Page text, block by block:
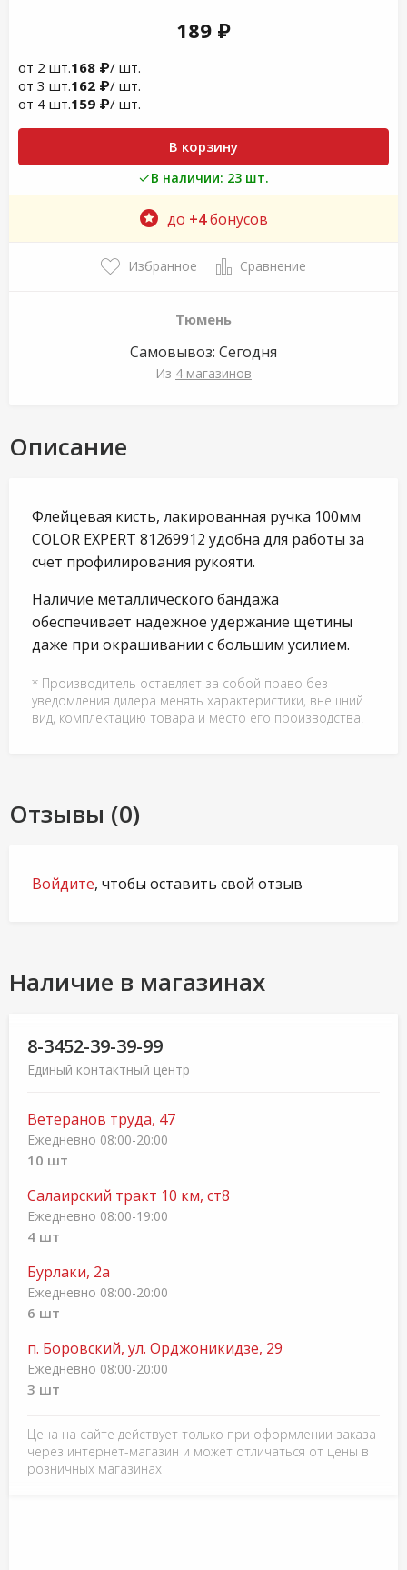
189 ₽
от 2 шт.168 ₽/ шт.
от 3 шт.162 ₽/ шт.
от 4 шт.159 ₽/ шт.
В корзину
В наличии: 23 шт.
до +4бонусов
Избранное Сравнение
Тюмень
Самовывоз: Сегодня
Из 4 магазинов
Описание
Флейцевая кисть, лакированная ручка 100мм
COLOR EXPERT 81269912 удобна для работы за
счет профилирования рукояти.
Наличие металлического бандажа
обеспечивает надежное удержание щетины
даже при окрашивании с большим усилием.
* Производитель оставляет за собой право без
уведомления дилера менять характеристики, внешний
вид, комплектацию товара и место его производства.
Отзывы (0)
Войдите, чтобы оставить свой отзыв
Наличие в магазинах
8-3452-39-39-99
Единый контактный центр
Ветеранов труда, 47
Ежедневно 08:00-20:00
10 шт
Салаирский тракт 10 км, ст8
Ежедневно 08:00-19:00
4 шт
Бурлаки, 2а
Ежедневно 08:00-20:00
6 шт
п. Боровский, ул. Орджоникидзе, 29
Ежедневно 08:00-20:00
3 шт
Цена на сайте действует только при оформлении заказа
через интернет-магазин и может отличаться от цены в
розничных магазинах